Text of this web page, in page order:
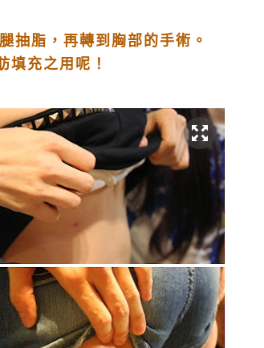
抽脂，再轉到胸部的手術。
填充之用呢！